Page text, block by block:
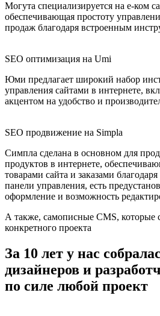
Могута специализируется на е-ком
обеспечивающая простоту
продаж благодаря встроенным
SEO оптимизация на Umi
Юми предлагает широкий набор
управления сайтами в интернете,
акцентом на удобство и
SEO продвижение на Simpla
Симпла сделана в основном для
продуктов в интернете,
товарами сайта и заказами
панели управления, есть
оформление и возможность
А также, самописные CMS, которые
конкретного проекта
За 10 лет у нас
дизайнеров и
по силе любой проект